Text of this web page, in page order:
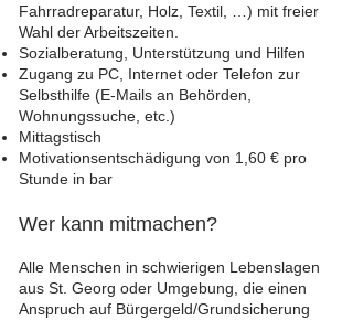
Fahrradreparatur, Holz, Textil, …) mit freier
Wahl der Arbeitszeiten.
Sozialberatung, Unterstützung und Hilfen
Zugang zu PC, Internet oder Telefon zur
Selbsthilfe (E-Mails an Behörden,
Wohnungssuche, etc.)
Mittagstisch
Motivationsentschädigung von 1,60 € pro
Stunde in bar
Wer kann mitmachen?
Alle Menschen in schwierigen Lebenslagen
aus St. Georg oder Umgebung, die einen
Anspruch auf Bürgergeld/Grundsicherung